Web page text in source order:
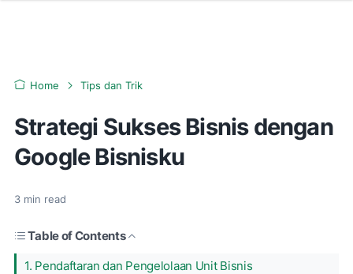
Home Tips dan Trik
Strategi Sukses Bisnis dengan
Google Bisnisku
3 min read
Table of Contents
1. Pendaftaran dan Pengelolaan Unit Bisnis